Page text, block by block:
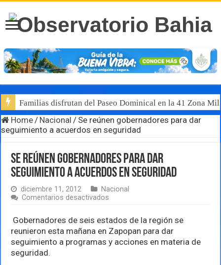
Familias disfrutan del Paseo Dominical en la 41 Zona
Home / Nacional / Se reúnen gobernadores para dar
seguimiento a acuerdos en seguridad
Se reúnen gobernadores para dar
seguimiento a acuerdos en seguridad
diciembre 11, 2012
Nacional
Comentarios desactivados
gobernadores
para
dar
seguimiento
Gobernadores de seis estados de la región se
reunieron esta mañana en Zapopan para dar
seguimiento a programas y acciones en materia de
seguridad.